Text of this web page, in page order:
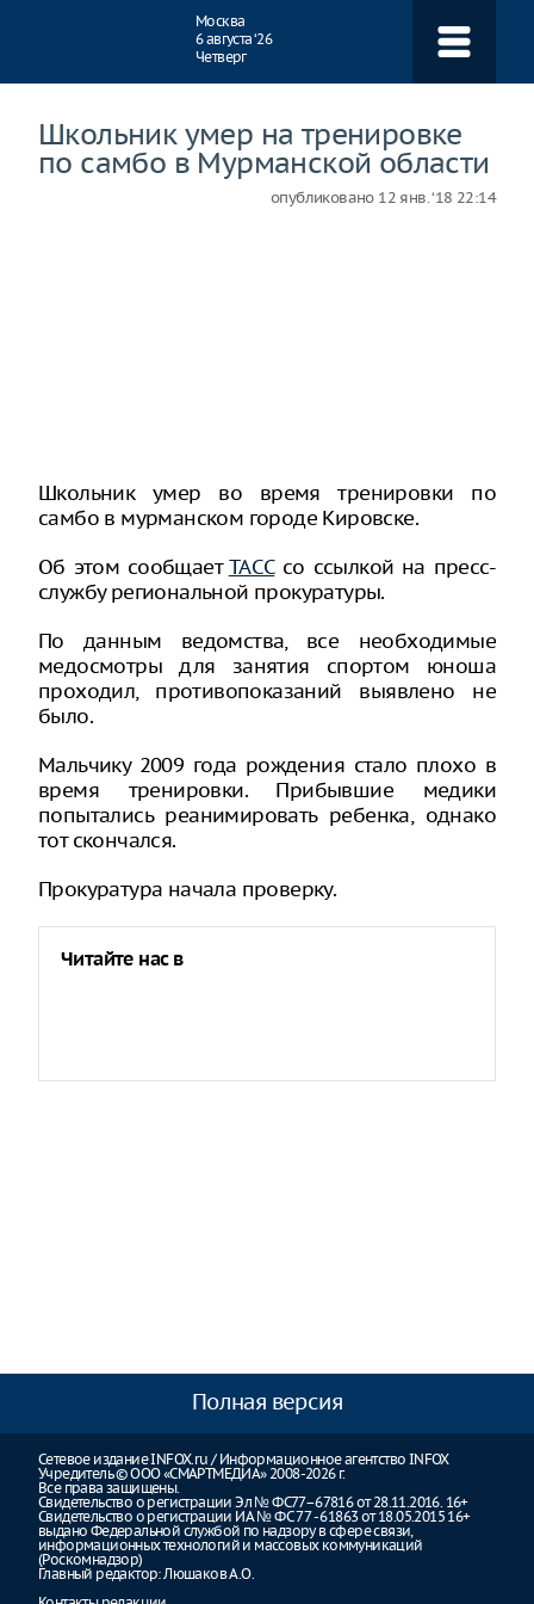
Москва
6 августа ‘26
Четверг
Школьник умер на тренировке
по самбо в Мурманской области
опубликовано 12 янв. ‘18 22:14
Школьник умер во время тренировки по
самбо в мурманском городе Кировске.
Об этом сообщаетТАССсо ссылкой на пресс-
службу региональной прокуратуры.
По данным ведомства, все необходимые
медосмотры для занятия спортом юноша
проходил, противопоказаний выявлено не
было.
Мальчику 2009 года рождения стало плохо в
время тренировки. Прибывшие медики
попытались реанимировать ребенка, однако
тот скончался.
Прокуратура начала проверку.
Читайте нас в
Полная версия
Сетевое издание INFOX.ru / Информационное агентство INFOX
Учредитель © ООО «СМАРТМЕДИА» 2008-2026 г.
Все права защищены.
Свидетельство о регистрации Эл № ФС77–67816 от 28.11.2016. 16+
Свидетельство о регистрации ИА № ФС 77 - 61863 от 18.05.2015 16+
выдано Федеральной службой по надзору в сфере связи,
информационных технологий и массовых коммуникаций
(Роскомнадзор)
Главный редактор: Люшаков А.О.